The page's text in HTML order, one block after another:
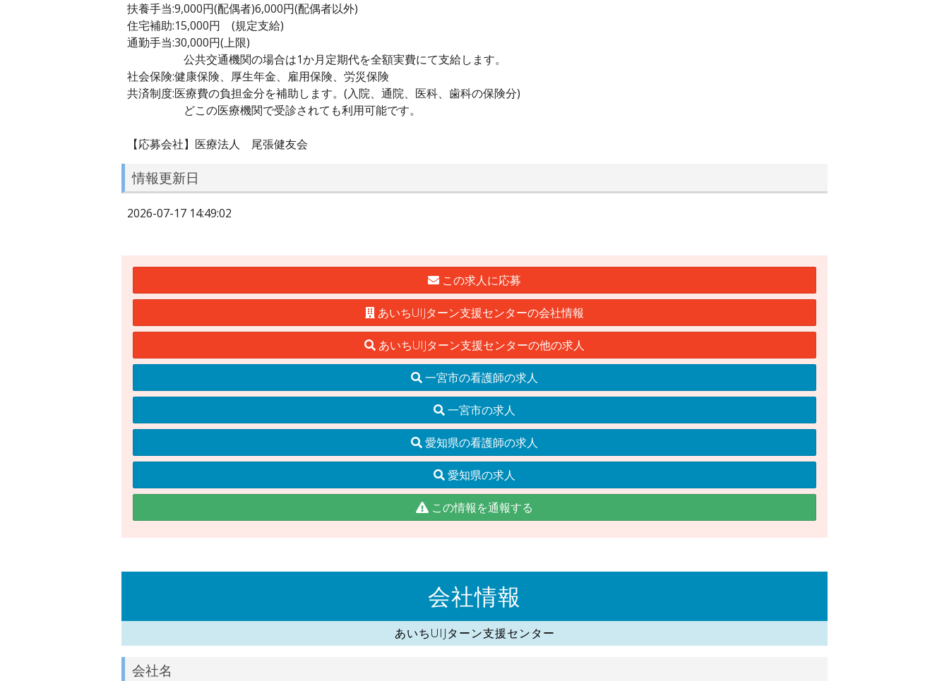
扶養手当:9,000円(配偶者)6,000円(配偶者以外)
住宅補助:15,000円 (規定支給)
通勤手当:30,000円(上限)
公共交通機関の場合は1か月定期代を全額実費にて支給します。
社会保険:健康保険、厚生年金、雇用保険、労災保険
共済制度:医療費の負担金分を補助します。(入院、通院、医科、歯科の保険分)
どこの医療機関で受診されても利用可能です。
【応募会社】医療法人 尾張健友会
情報更新日
2026-07-17 14:49:02
この求人に応募
あいちUIJターン支援センターの会社情報
あいちUIJターン支援センターの他の求人
一宮市の看護師の求人
一宮市の求人
愛知県の看護師の求人
愛知県の求人
この情報を通報する
会社情報
あいちUIJターン支援センター
会社名